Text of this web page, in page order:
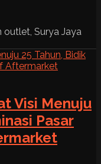
Surya Jaya
Visi Menuju
Pasar